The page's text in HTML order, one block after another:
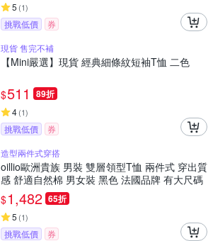
5 (1)
挑戰低價
券
現貨 售完不補
【Mini嚴選】現貨 經典細條紋短袖T恤 二色
$511 89折
4(1)
挑戰低價
券
造型兩件式穿搭
oillio歐洲貴族 男裝 雙層領型T恤 兩件式 穿出質
感 舒適自然棉 男女裝 黑色 法國品牌 有大尺碼
$1,482 65折
5 (1)
挑戰低價
券